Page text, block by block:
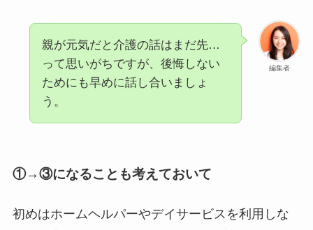
編集者
親が元気だと介護の話はまだ先…
って思いがちですが、後悔しない
ためにも早めに話し合いましょ
う。
①→③になることも考えておいて
初めはホームヘルパーやデイサービスを利用しな